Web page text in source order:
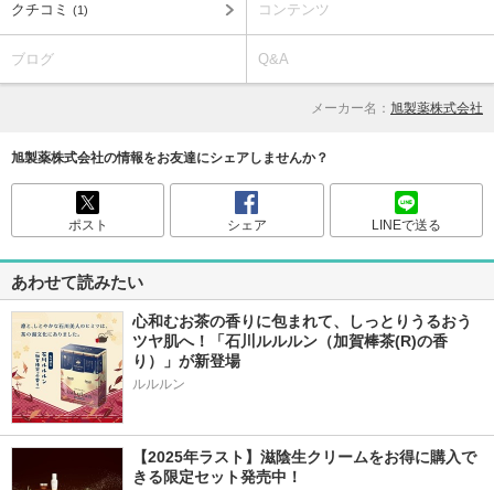
クチコミ (1) コンテンツ
ブログ Q&A
メーカー名： 旭製薬株式会社
旭製薬株式会社の情報をお友達にシェアしませんか？
ポスト シェア LINEで送る
あわせて読みたい
心和むお茶の香りに包まれて、しっとりうるおう
ツヤ肌へ！「石川ルルルン（加賀棒茶(R)の香
り）」が新登場
【2025年ラスト】滋陰生クリームをお得に購入で
きる限定セット発売中！